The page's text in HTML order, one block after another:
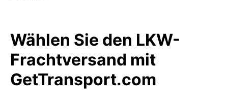
Wählen Sie den LKW-
Frachtversand mit
GetTransport.com